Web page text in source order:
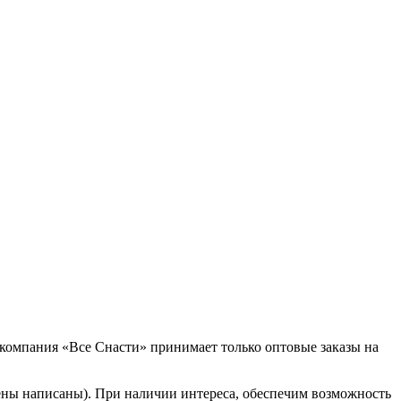
«Все Снасти» принимает только оптовые заказы на
написаны). При наличии интереса, обеспечим возможность